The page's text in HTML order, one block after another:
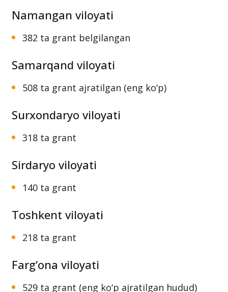
Namangan viloyati
382 ta grant belgilangan
Samarqand viloyati
508 ta grant ajratilgan (eng ko‘p)
Surxondaryo viloyati
318 ta grant
Sirdaryo viloyati
140 ta grant
Toshkent viloyati
218 ta grant
Farg‘ona viloyati
529 ta grant (eng ko‘p ajratilgan hudud)